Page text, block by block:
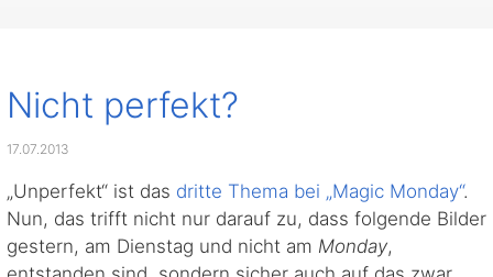
Nicht perfekt?
17.07.2013
„Unperfekt“ ist das dritte Thema bei „Magic Monday“.
Nun, das trifft nicht nur darauf zu, dass folgende Bilder
gestern, am Dienstag und nicht am Monday,